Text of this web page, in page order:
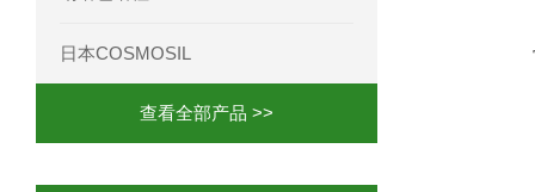
日本COSMOSIL
查看全部产品 >>